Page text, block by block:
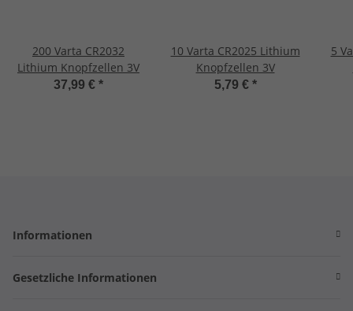
200 Varta CR2032
Lithium Knopfzellen 3V
37,99 € *
10 Varta CR2025 Lithium
Knopfzellen 3V
5,79 € *
5
Informationen
Gesetzliche Informationen